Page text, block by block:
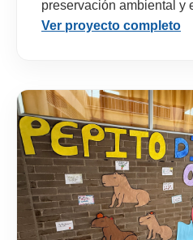
preservación ambiental y
Ver proyecto completo